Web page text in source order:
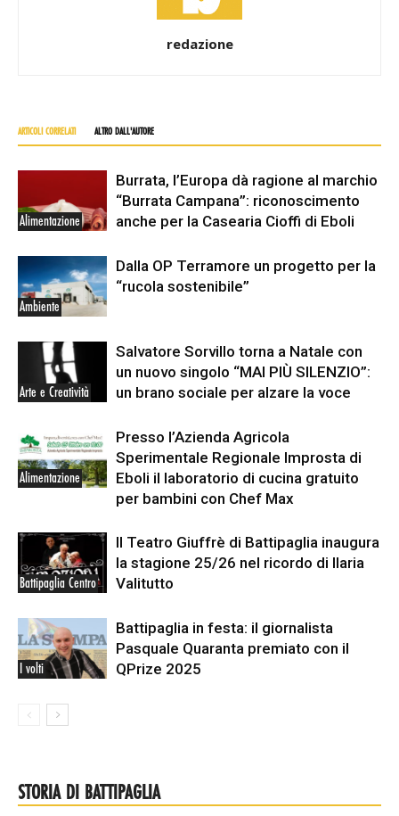
redazione
ARTICOLI CORRELATI ALTRO DALL'AUTORE
Alimentazione
Burrata, l’Europa dà ragione al marchio
“Burrata Campana”: riconoscimento
anche per la Casearia Cioffi di Eboli
Ambiente
Dalla OP Terramore un progetto per la
“rucola sostenibile”
Arte e Creatività
Salvatore Sorvillo torna a Natale con
un nuovo singolo “MAI PIÙ SILENZIO”:
un brano sociale per alzare la voce
Alimentazione
Presso l’Azienda Agricola
Sperimentale Regionale Improsta di
Eboli il laboratorio di cucina gratuito
per bambini con Chef Max
Battipaglia Centro
Il Teatro Giuffrè di Battipaglia inaugura
la stagione 25/26 nel ricordo di Ilaria
Valitutto
I volti
Battipaglia in festa: il giornalista
Pasquale Quaranta premiato con il
QPrize 2025
STORIA DI BATTIPAGLIA